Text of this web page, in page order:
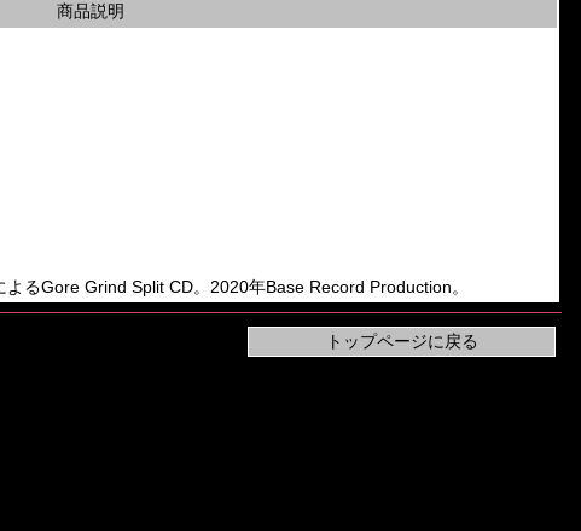
商品説明
るGore Grind Split CD。2020年Base Record Production。